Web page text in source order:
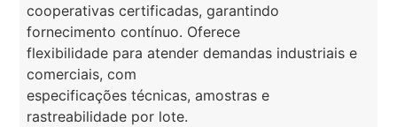
cooperativas certificadas, garantindo
fornecimento contínuo. Oferece
flexibilidade para atender demandas industriais e
comerciais, com
especificações técnicas, amostras e
rastreabilidade por lote.